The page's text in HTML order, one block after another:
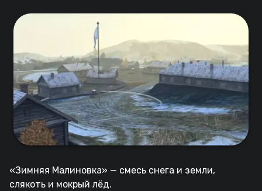
«Зимняя Малиновка» — смесь снега и земли,
слякоть и мокрый лёд.